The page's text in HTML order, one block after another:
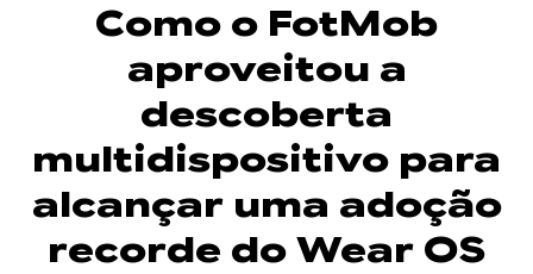
Como o FotMob
aproveitou a
descoberta
multidispositivo para
alcançar uma adoção
recorde do Wear OS